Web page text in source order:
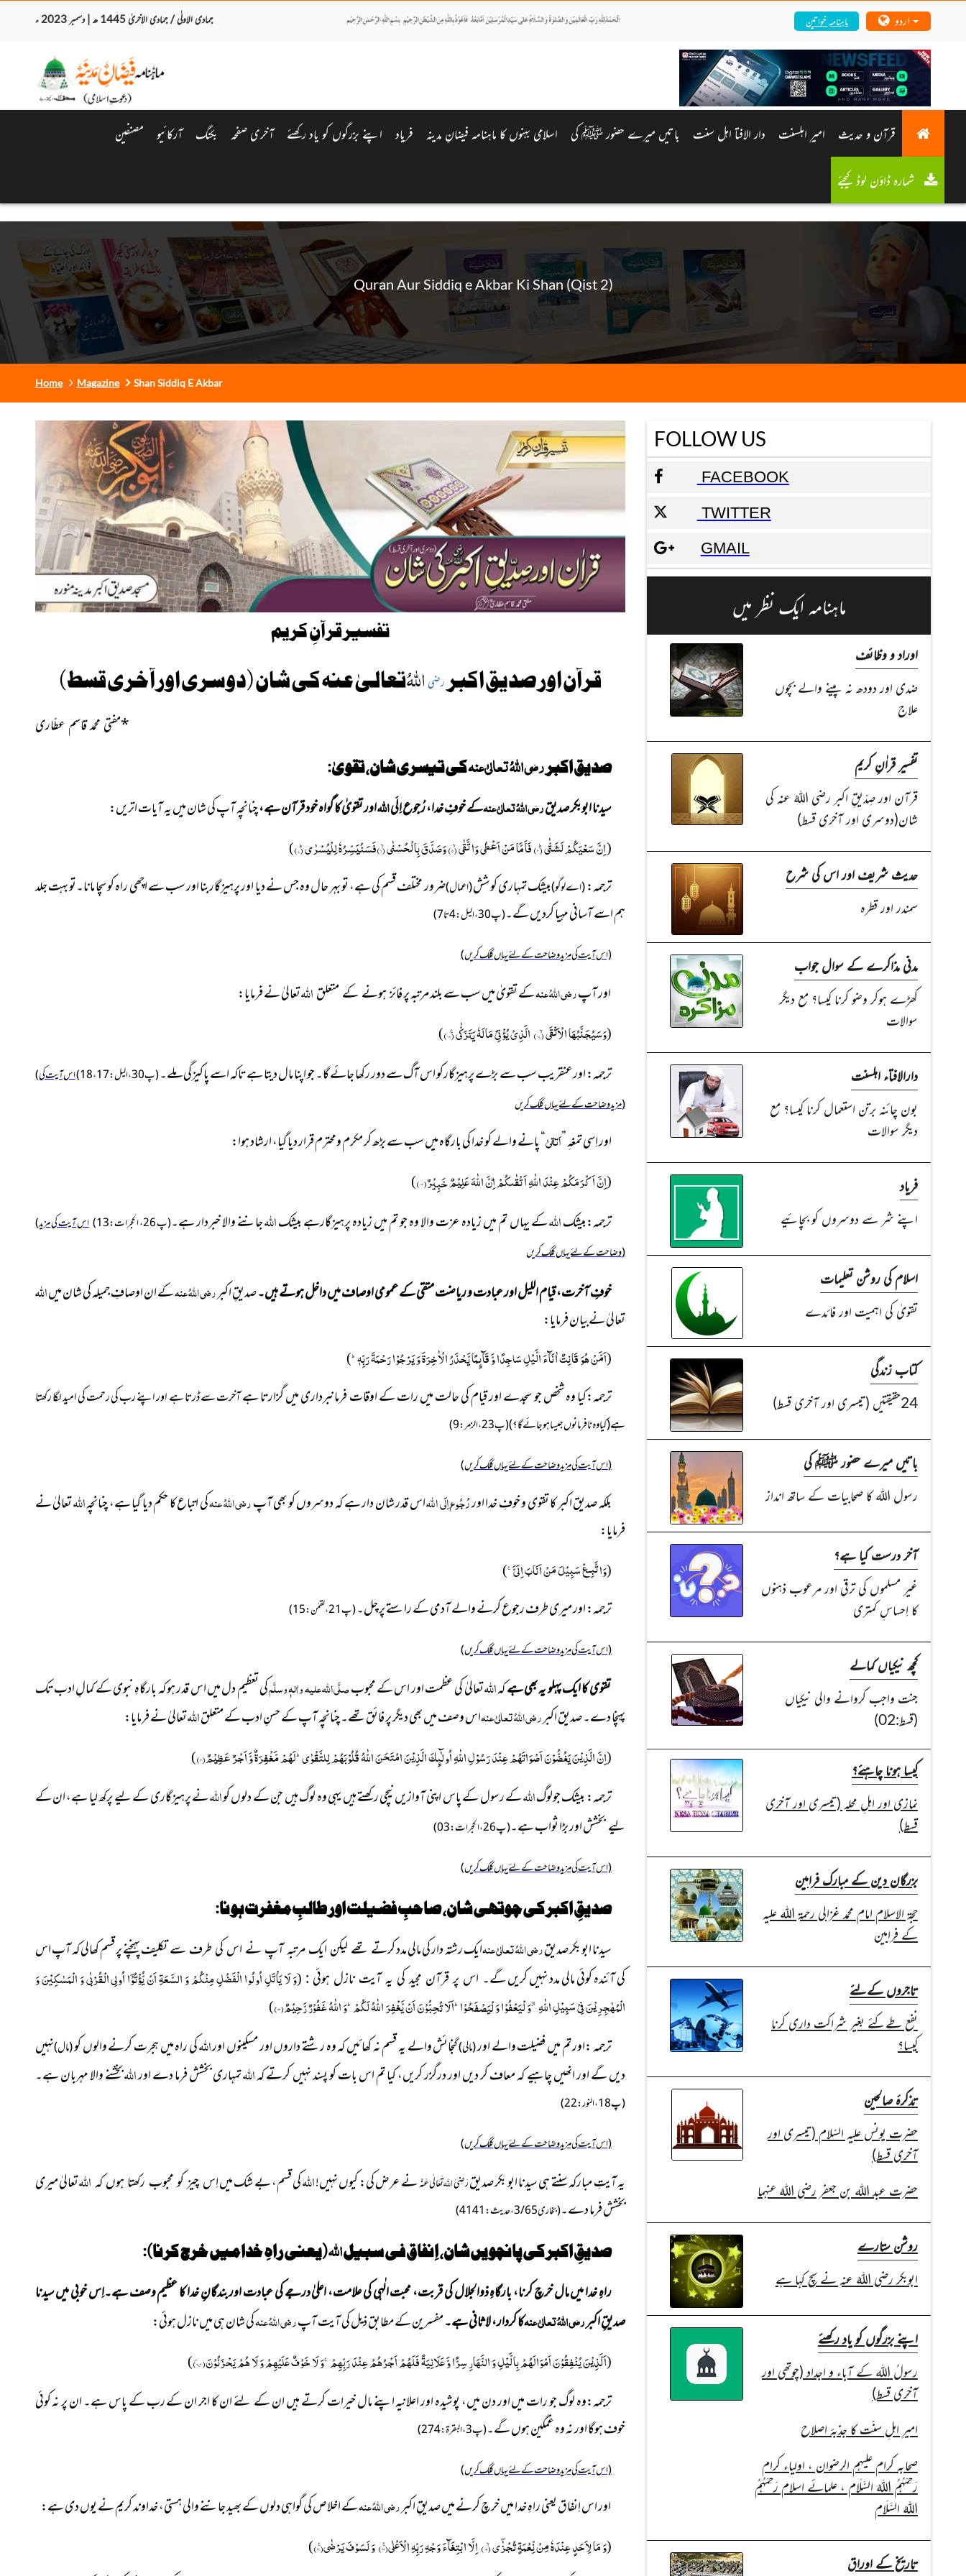
جمادی الاولٰی / جمادی الاخریٰ 1445 ھ | دسمبر 2023 ء ماہنامہ خواتین
قرآن و حدیث امیرِ اہلسنت دار الافتا اہل سنت باتیں میرے حضور ﷺ کی اسلامی بہنوں کا ماہنامہ فیضانِ مدینہ فریاد اپنے بزرگوں کو یاد رکھئے آخری صفحہ بکنگ آرکائیو مصنفین
شمارہ ڈاؤن لوڈ کیجئے
Quran Aur Siddiq e Akbar Ki Shan (Qist 2)
Home Magazine Shan Siddiq E Akbar
تفسیر قرآنِ کریم
قرآن اور صدیق اکبر رضی اللہُتعالیٰ عنہکی شان (دوسری اور آخری قسط)
*مفتی محمد قاسم عطّاری
صدیق اکبررضی اللہُ تعالیٰ عنہکی تیسری شان، تقویٰ:
سیدنا ابوبکر صدیقرضی اللہُ تعالیٰ عنہکے خوفِ خدا، رُجوع اِلَیاللہاور تقویٰ کا گواہ خود قرآن ہے،چنانچہ آپ کی شان میں یہآیات اتریں:
(اِنَّ سَعْیَكُمْ لَشَتّٰىؕ(۴) فَاَمَّا مَنْ اَعْطٰى وَاتَّقٰىۙ (۵) وَصَدَّقَ بِالْحُسْنٰىۙ (۶)فَسَنُیَسِّرُهٗ لِلْیُسْرٰىؕ (۷) )
ترجمہ:(اے لوگو)بیشک تمہاری کوشش(اعمال)ضرور مختلف قسم کی ہے، تو بہر حال وہ جس نے دیا اور پرہیزگاربنا اور سب سے اچھی راہ کو سچا مانا۔تو بہت جلد
ہم اسے آسانی مہیا کردیں گے۔(پ30، الیل: 4 تا 7)
(اس آیت کی مزید وضاحت کے لئے یہاں کلک کریں)
اور آپرضی اللہُ عنہکے تقویٰ میں سب سے بلند مرتبہ پرفائز ہونے کے متعلق اللہتعالیٰ نے فرمایا:
(وَسَیُجَنَّبُهَا الْاَتْقَىۙ(۱۷) الَّذِیْ یُؤْتِیْ مَالَهٗ یَتَزَكّٰىۚ(۱۸) )
ترجمہ: اورعنقریب سب سے بڑے پرہیزگارکو اس آگ سے دور رکھا جائے گا۔ جو اپنا مال دیتا ہے تاکہ اسے پاکیزگی ملے۔(پ30، الیل:17، 18)
(اس آیت کی
مزید وضاحت کے لئے یہاں کلک کریں)
اور اِسی تمغہِ ”اَتقیٰ“ پانے والے کو خدا کی بارگاہ میں سب سے بڑھ کر مکرم ومحترم قرار دیا گیا، ارشاد ہوا:
(اِنَّ اَكْرَمَكُمْ عِنْدَ اللّٰهِ اَتْقٰىكُمْؕاِنَّ اللّٰهَ عَلِیْمٌ خَبِیْرٌ(۱۳) )
ترجمہ:بیشکاللہکے یہاں تم میں زیادہ عزت والا وہ جو تم میں زیادہ پرہیزگارہے بیشکاللہجاننے والا خبردار ہے۔(پ 26، الحجرات:13)
(اس آیت کی مزید
وضاحت کے لئے یہاں کلک کریں)
خوفِ آخرت، قیام اللیل اور عبادت و ریاضت متقی کے عمومی اوصاف میں داخل ہوتے ہیں۔صدیقِ اکبررضی اللہُ عنہکے ان اوصافِ جمیلہ کی شان میںاللہ
تعالیٰ نےبیان فرمایا:
(اَمَّنْ هُوَ قَانِتٌ اٰنَآءَ الَّیْلِ سَاجِدًا وَّ قَآىٕمًا یَّحْذَرُ الْاٰخِرَةَ وَ یَرْجُوْا رَحْمَةَ رَبِّهٖؕ-)
ترجمہ:کیا وہ شخص جو سجدے اور قیام کی حالت میں رات کے اوقات فرمانبرداری میں گزارتا ہےآخرت سے ڈرتا ہے اور اپنے رب کی رحمت کی امید لگا رکھتا
ہے(کیا وہ نافرمانوں جیسا ہوجائے گا؟)(پ 23،الزمر: 9)
(اس آیت کی مزید وضاحت کے لئے یہاں کلک کریں)
بلکہ صدیق اکبر کا تقوی و خوفِ خدا اوررُجُوع اِلَی اللہاس قدر شان دار ہے کہ دوسروں کو بھی آپرضی اللہُ عنہکی اتباع کا حکم دیا گیا ہے، چنانچہاللہتعالیٰ نے
فرمایا:
(وَاتَّبِـعْ سَبِیْلَ مَنْ اَنَابَ اِلَیَّۚ-)
ترجمہ: اور میری طرف رجوع کرنے والے آدمی کے راستے پر چل۔(پ 21، لقمٰن:15)
(اس آیت کی مزید وضاحت کے لئے یہاں کلک کریں)
تقوی کا ایک پہلو یہ بھی ہےکہاللہتعالیٰ کی عظمت اور اس کے محبوبصلَّی اللہ علیہ واٰلہٖ وسلَّمکی تعظیم دل میں اس قدر ہو کہ بارگاہِ نبوی کے کمالِ ادب تک
پہنچا دے۔ صدیق اکبررضی اللہُ تعالیٰ عنہاس وصف میں بھی دیگر پر فائق تھے۔ چنانچہ آپ کے حسنِ ادب کے متعلقاللہتعالیٰ نے فرمایا:
(اِنَّ الَّذِیْنَ یَغُضُّوْنَ اَصْوَاتَهُمْ عِنْدَ رَسُوْلِ اللّٰهِ اُولٰٓىٕكَ الَّذِیْنَ امْتَحَنَ اللّٰهُ قُلُوْبَهُمْ لِلتَّقْوٰىؕ-لَهُمْ مَّغْفِرَةٌ وَّ اَجْرٌ عَظِیْمٌ(۳) )
ترجمہ: بیشک جولوگاللہکے رسول کے پاس اپنی آوازیں نیچی رکھتے ہیں یہی وہ لوگ ہیں جن کے دلوں کواللہنے پرہیزگاری کے لیے پرکھ لیا ہے، ان کے
لیےبخشش اور بڑا ثواب ہے۔(پ 26، الحجرات:03 )
(اس آیت کی مزید وضاحت کے لئے یہاں کلک کریں)
صدیقِ اکبر کی چوتھی شان، صاحبِ فضیلت اور طالبِ مغفرت ہونا:
سیدنا ابو بکر صدیقرضی اللہُ تعالیٰ عنہایک رشتہ دار کی مالی مددکرتے تھے لیکن ایک مرتبہ آپ نے اس کی طرف سے تکلیفپہنچنے پر قسم کھالی کہ آپ اس
کی آئندہ کوئی مالی مدد نہیں کریںگے۔ اس پر قرآن مجید کی یہ آیت نازل ہوئی : (وَ لَا یَاْتَلِ اُولُواالْفَضْلِ مِنْكُمْ وَ السَّعَةِ اَنْ یُّؤْتُوْۤا اُولِی الْقُرْبٰى وَ الْمَسٰكِیْنَ وَ
الْمُهٰجِرِیْنَ فِیْ سَبِیْلِ اللّٰهِ ﳚ-وَ لْیَعْفُوْا وَ لْیَصْفَحُوْاؕ-اَلَا تُحِبُّوْنَاَنْ یَّغْفِرَ اللّٰهُ لَكُمْؕ-وَ اللّٰهُ غَفُوْرٌ رَّحِیْمٌ(۲۲) )
ترجمہ :اور تم میں فضیلت والے اور(مالی)گنجائش والے یہ قسم نہ کھائیں کہ وہ رشتے داروں اور مسکینوں اوراللہکی راہ میں ہجرت کرنے والوں کو(مال)نہیں
دیں گے اور انھیں چاہیے کہ معاف کر دیں اور درگزر کریں، کیا تم اس بات کو پسند نہیں کرتے کہاللہتمہاری بخشش فرما دے اوراللہبخشنے والا مہربان ہے۔
(پ18،النور: 22)
(اس آیت کی مزید وضاحت کے لئے یہاں کلک کریں)
یہ آیتِ مبارکہ سنتے ہی سیدنا ابو بکر صدیقرَضِیَاللہتَعَالٰی عَنْہنے عرض کی:کیوں نہیں!اللہکی قسم، بے شک میںاِس چیز کو محبوب رکھتا ہوں کہ اللہتعالیٰ میری
بخشش فرما دے۔(بخاری3/65، حدیث: 4141)
صدیقِ اکبر کی پانچویں شان، اِنفاق فی سبیلاللہ(یعنی راہِ خدا میں خرچ کرنا):
راہِ خدا میں مال خرچ کرنا، بارگاہِ ذوالجلال کی قربت، محبت الٰہی کی علامت، اعلیٰ درجے کی عبادت اور بندگانِ خدا کا عظیم وصف ہے۔اِس خوبی میں سیدنا
صدیقِ اکبررضی اللہُ تعالیٰ عنہکا کردار، لاثانی ہے۔مفسرین کے مطابق ذیل کی آیت آپرضی اللہُ عنہکی شان ہی میں نازل ہوئی:
(اَلَّذِیْنَ یُنْفِقُوْنَ اَمْوَالَهُمْ بِالَّیْلِ وَ النَّهَارِ سِرًّا وَّ عَلَانِیَةً فَلَهُمْ اَجْرُهُمْ عِنْدَ رَبِّهِمْۚ-وَ لَا خَوْفٌ عَلَیْهِمْ وَ لَا هُمْ یَحْزَنُوْنَ(۲۷۴ؔ) )
ترجمہ:وہ لوگ جو رات میں اور دن میں، پوشیدہ اور اعلانیہ اپنے مال خیرات کرتے ہیں ان کےلئے ان کا اجر ان کے رب کے پاس ہے۔ ان پر نہ کوئی
خوف ہوگا اور نہ وہ غمگین ہوں گے۔(پ 3، البقرۃ: 274)
(اس آیت کی مزید وضاحت کے لئے یہاں کلک کریں)
اور اس اِنفاق یعنی راہِ خدا میں خرچ کرنے میں صدیقِ اکبررضی اللہُ عنہکے اخلاص کی گواہی دلوں کے بھید جاننے والی ہستی، خداوند کریم نے یوں دی ہے:
(وَ مَا لِاَحَدٍ عِنْدَهٗ مِنْ نِّعْمَةٍ تُجْزٰۤىۙ(۱۹) اِلَّا ابْتِغَآءَ وَجْهِ رَبِّهِ الْاَعْلٰىۚ(۲۰) وَ لَسَوْفَ یَرْضٰى۠(۲۱) )
FOLLOW US
FACEBOOK
TWITTER
GMAIL
ماہنامہ ایک نظر میں
اوراد و وظائف
ضدی اور دودھ نہ پینے والے بچوں
علاج
تفسیر قراٰنِ کریم
قرآن اور صِدّیقِ اکبر رضی اللہُ عنہ کی
شان(دوسری اور آخری قسط)
حدیث شریف اور اس کی شرح
سمندر اور قطرہ
مدنی مذاکرے کے سوال جواب
کھڑے ہوکر وضو کرنا کیسا؟ مع دیگر
سوالات
دارالافتاء اہلسنت
بون چائنہ برتن استعمال کرنا کیسا؟ مع
دیگر سوالات
فریاد
اپنے شر سے دوسروں کو بچائیے
اسلام کی روشن تعلیمات
تقویٰ کی اہمیت اور فائدے
کتاب زندگی
24حقیقتیں (تیسری اور آخری قسط)
باتیں میرے حضور ﷺ کی
رسول اللہ کا صحابیات کے ساتھ انداز
آخر درست کیا ہے؟
غیر مسلموں کی ترقی اور مرعوب ذہنوں
کا اِحساسِ کمتری
کچھ نیکیاں کمالے
جنت واجب کروانے والی نیکیاں
(قسط:02)
کیسا ہونا چاہئے؟
نمازی اور اہلِ محلہ (تیسری اور آخری
قسط)
بزرگان دین کے مبارک فرامین
حجۃ الاسلام امام محمد غزالی رحمۃ اللہ علیہ
کے فرامین
تاجروں کےلئے
نفع طےکئے بغیر شراکت داری کرنا
کیسا؟
تذکرۂ صالحین
حضرت یونس علیہ السّلام (تیسری اور
آخری قسط)
حضرت عبد اللہ بن جعفر رضی اللہُ عنہما
روشن ستارے
ابوبکر رضی اللہُ عنہ نے سچ کہا ہے
اپنے بزرگوں کو یاد رکھئے
رسولُ اللہ کے آباء و اجداد (چوتھی اور
آخری قسط)
امیرِ اہلِ سنّت کا جذبۂ اصلاح
صحابہ کرام علیہم الرضوان ، اولیاء کرام
رَحِمَہُمُ اللہُ السَّلَام ، علمائے اسلام رَحِمَہُمُ
اللہُ السَّلَام
تاریخ کے اوراق